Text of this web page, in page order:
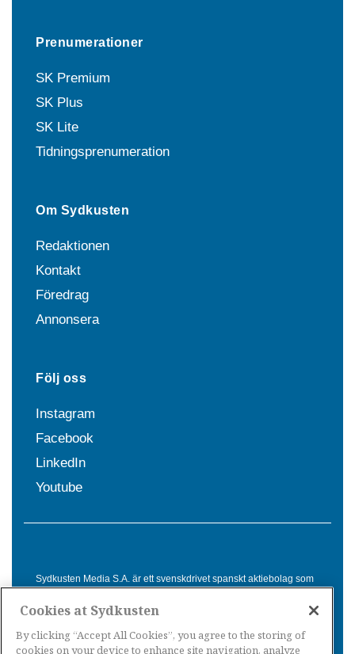
Prenumerationer
SK Premium
SK Plus
SK Lite
Tidningsprenumeration
Om Sydkusten
Redaktionen
Kontakt
Föredrag
Annonsera
Följ oss
Instagram
Facebook
LinkedIn
Youtube
Sydkusten Media S.A. är ett svenskdrivet spanskt aktiebolag som
Spanien. Genom nyhetsbevakning av hela Spanien, med bas på
informationsförmedling för svenskar i Spanien.
Cookies at Sydkusten
By clicking “Accept All Cookies”, you agree to the storing of
cookies on your device to enhance site navigation, analyze